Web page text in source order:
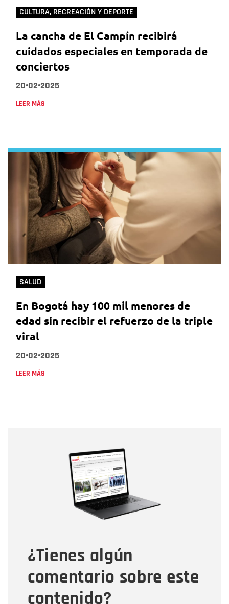
CULTURA, RECREACIÓN Y DEPORTE
La cancha de El Campín recibirá
cuidados especiales en temporada de
conciertos
20•02•2025
LEER MÁS
SALUD
En Bogotá hay 100 mil menores de
edad sin recibir el refuerzo de la triple
viral
20•02•2025
LEER MÁS
¿Tienes algún
comentario sobre este
contenido?
Correo electrónico
Tipo de comentario
Mensaje